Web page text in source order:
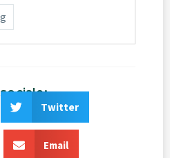
sociale:
Twitter
Email